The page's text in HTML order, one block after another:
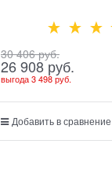
30 406 руб.
26 908 руб.
выгода3 498 руб.
Добавить в сравнение